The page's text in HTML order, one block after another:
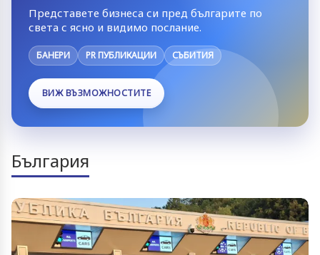
Представете бизнеса си пред българите по
света с ясно и видимо послание.
БАНЕРИ PR ПУБЛИКАЦИИ СЪБИТИЯ
ВИЖ ВЪЗМОЖНОСТИТЕ
България